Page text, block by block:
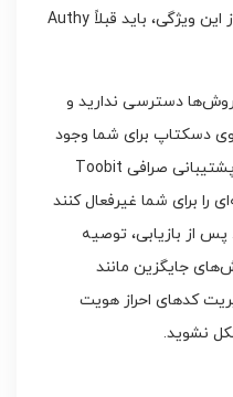
استفاده کنید. البته برای استفاده از این ویژگی، باید قبلاً Authy
دسترسی ندارید و
دسکتاپ برای شما وجود
ندارد، همچنان می‌توانید از طریق پشتیبانی صرافی Toobit
را برای شما غیرفعال کنند
پس از بازیابی، توصیه
جایگزین مانند
کدهای احراز هویت
نشوید.